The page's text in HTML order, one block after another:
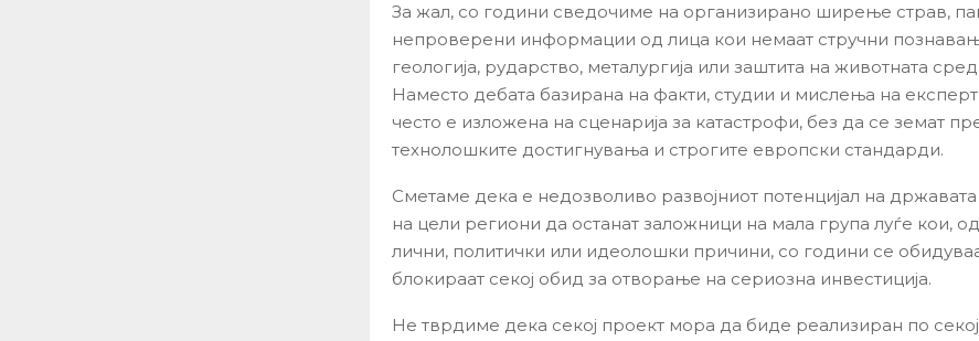
За жал, со години сведочиме на организирано ширење страв,
непроверени информации од лица кои немаат стручни
геологија, рударство, металургија или заштита на животната
Наместо дебата базирана на факти, студии и мислења на
често е изложена на сценарија за катастрофи, без да се земат
технолошките достигнувања и строгите европски стандарди.
Сметаме дека е недозволиво развојниот потенцијал на
на цели региони да останат заложници на мала група луѓе кои,
лични, политички или идеолошки причини, со години се
блокираат секој обид за отворање на сериозна инвестиција.
Не тврдиме дека секој проект мора да биде реализиран по